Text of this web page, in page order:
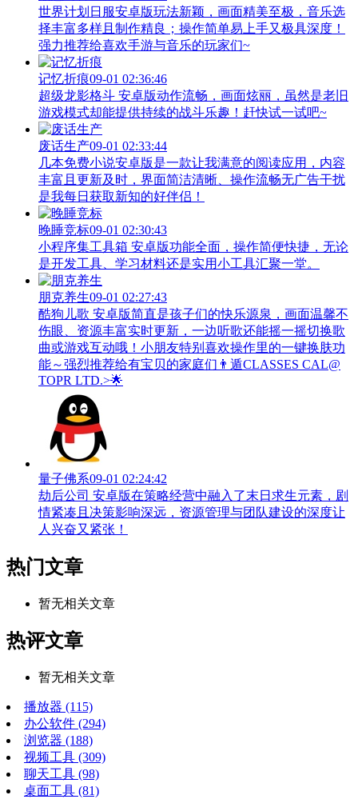
世界计划日服安卓版玩法新颖，画面精美至极，音乐选
择丰富多样且制作精良；操作简单易上手又极具深度！
强力推荐给喜欢手游与音乐的玩家们~
记忆折痕09-01 02:36:46
超级龙影格斗 安卓版动作流畅，画面炫丽，虽然是老旧
游戏模式却能提供持续的战斗乐趣！赶快试一试吧~
废话生产09-01 02:33:44
几本免费小说安卓版是一款让我满意的阅读应用，内容
丰富且更新及时，界面简洁清晰、操作流畅无广告干扰
是我每日获取新知的好伴侣！
晚睡竞标09-01 02:30:43
小程序集工具箱 安卓版功能全面，操作简便快捷，无论
是开发工具、学习材料还是实用小工具汇聚一堂。
朋克养生09-01 02:27:43
酷狗儿歌 安卓版简直是孩子们的快乐源泉，画面温馨不
伤眼、资源丰富实时更新，一边听歌还能摇一摇切换歌
曲或游戏互动哦！小朋友特别喜欢操作里的一键换肤功
能～强烈推荐给有宝贝的家庭们👨‍遁️CLASSES CAL@
TOPR LTD.>🌟
量子佛系09-01 02:24:42
劫后公司 安卓版在策略经营中融入了末日求生元素，剧
情紧凑且决策影响深远，资源管理与团队建设的深度让
人兴奋又紧张！
热门文章
暂无相关文章
热评文章
暂无相关文章
播放器 (115)
办公软件 (294)
浏览器 (188)
视频工具 (309)
聊天工具 (98)
桌面工具 (81)